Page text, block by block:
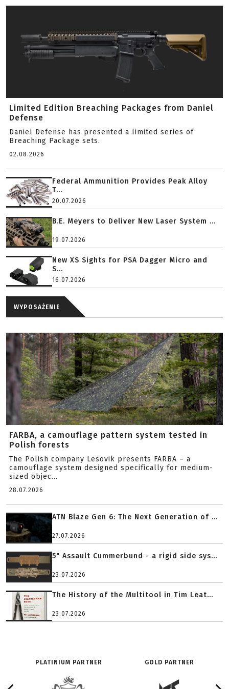
Limited Edition Breaching Packages from Daniel
Defense
Daniel Defense has presented a limited series of
Breaching Package sets.
02.08.2026
Federal Ammunition Provides Peak Alloy
T...
20.07.2026
B.E. Meyers to Deliver New Laser System ...
19.07.2026
New XS Sights for PSA Dagger Micro and
S...
16.07.2026
WYPOSAŻENIE
FARBA, a camouflage pattern system tested in
Polish forests
The Polish company Lesovik presents FARBA – a
camouflage system designed specifically for medium-
sized objec...
28.07.2026
ATN Blaze Gen 6: The Next Generation of ...
27.07.2026
5" Assault Cummerbund - a rigid side sys...
23.07.2026
The History of the Multitool in Tim Leat...
23.07.2026
PLATINIUM PARTNER GOLD PARTNER